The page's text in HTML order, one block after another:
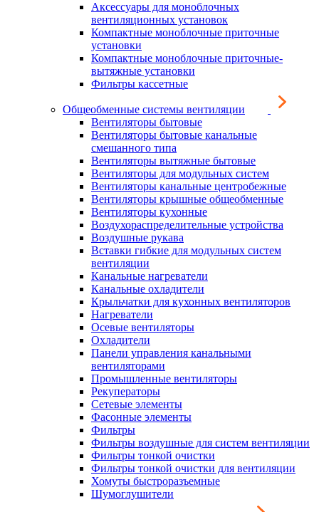
Аксессуары для моноблочных
вентиляционных установок
Компактные моноблочные приточные
установки
Компактные моноблочные приточные-
вытяжные установки
Фильтры кассетные
Общеобменные системы вентиляции
Вентиляторы бытовые
Вентиляторы бытовые канальные
смешанного типа
Вентиляторы вытяжные бытовые
Вентиляторы для модульных систем
Вентиляторы канальные центробежные
Вентиляторы крышные общеобменные
Вентиляторы кухонные
Воздухораспределительные устройства
Воздушные рукава
Вставки гибкие для модульных систем
вентиляции
Канальные нагреватели
Канальные охладители
Крыльчатки для кухонных вентиляторов
Нагреватели
Осевые вентиляторы
Охладители
Панели управления канальными
вентиляторами
Промышленные вентиляторы
Рекуператоры
Сетевые элементы
Фасонные элементы
Фильтры
Фильтры воздушные для систем вентиляции
Фильтры тонкой очистки
Фильтры тонкой очистки для вентиляции
Хомуты быстроразъемные
Шумоглушители